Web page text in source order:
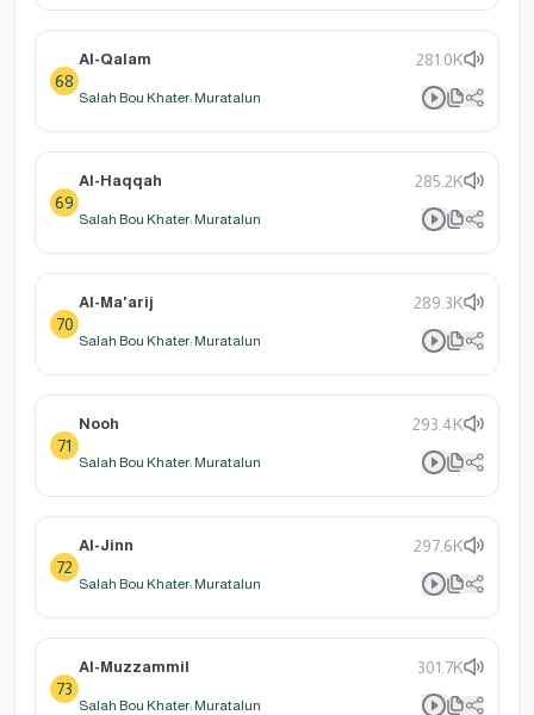
68
Al-Qalam 281.0K
Salah Bou Khater: Muratalun
69
Al-Haqqah 285.2K
Salah Bou Khater: Muratalun
70
Al-Ma'arij 289.3K
Salah Bou Khater: Muratalun
71
Nooh 293.4K
Salah Bou Khater: Muratalun
72
Al-Jinn 297.6K
Salah Bou Khater: Muratalun
73
Al-Muzzammil 301.7K
Salah Bou Khater: Muratalun